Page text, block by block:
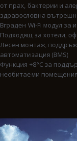
от прах, бактерии и
здравословна
Вграден Wi-Fi модул за
Подходящ за хотели,
Лесен монтаж,
автоматизация (BMS)
Функция +8°C за
необитаеми помещения